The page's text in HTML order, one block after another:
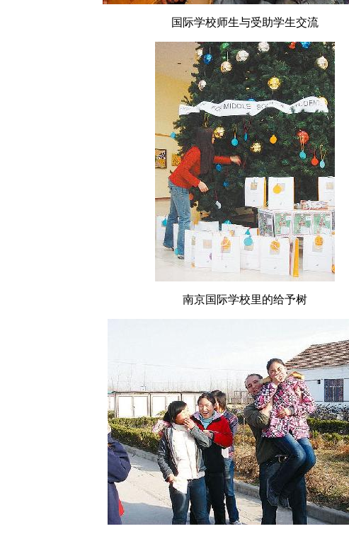
国际学校师生与受助学生交流
南京国际学校里的给予树